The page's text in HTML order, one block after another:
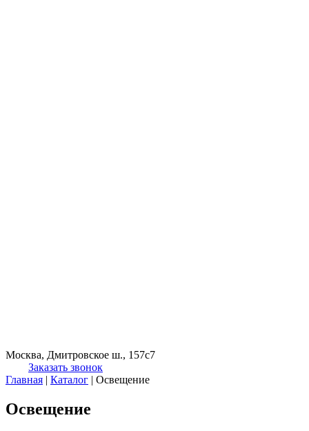
Москва, Дмитровское ш., 157с7
Заказать звонок
Главная | Каталог | Освещение
Освещение